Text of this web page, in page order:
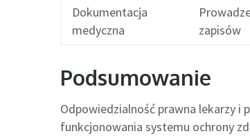
Dokumentacja
medyczna
zapisów
Podsumowanie
Odpowiedzialność prawna lekarzy i
funkcjonowania systemu ochrony